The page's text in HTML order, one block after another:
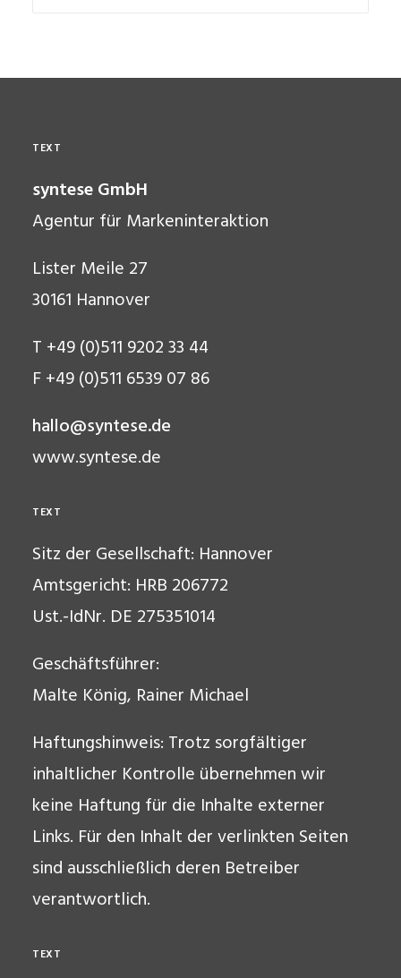
TEXT
synteseGmbH
Agentur für Markeninteraktion
Lister Meile 27
30161 Hannover
T +49 (0)511 9202 33 44
F +49 (0)511 6539 07 86
hallo@syntese.de
www.syntese.de
TEXT
Sitz der Gesellschaft: Hannover
Amtsgericht: HRB 206772
Ust.-IdNr. DE 275351014
Geschäftsführer:
Malte König, Rainer Michael
Haftungshinweis: Trotz sorgfältiger
inhaltlicher Kontrolle übernehmen wir
keine Haftung für die Inhalte externer
Links. Für den Inhalt der verlinkten Seiten
sind ausschließlich deren Betreiber
verantwortlich.
TEXT